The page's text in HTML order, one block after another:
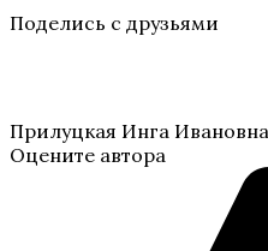
Поделись с друзьями
Прилуцкая Инга Ивановна
Оцените автора